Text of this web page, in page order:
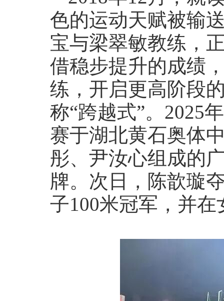
色的运动天赋被输
宝与梁翠敏教练，
借稳步提升的成绩
练，开启更高阶段
称“跨越式”。2025
赛于湖北黄石奥体
彤、尹汝心组成的
牌。次日，陈歆璇
子100米冠军，并